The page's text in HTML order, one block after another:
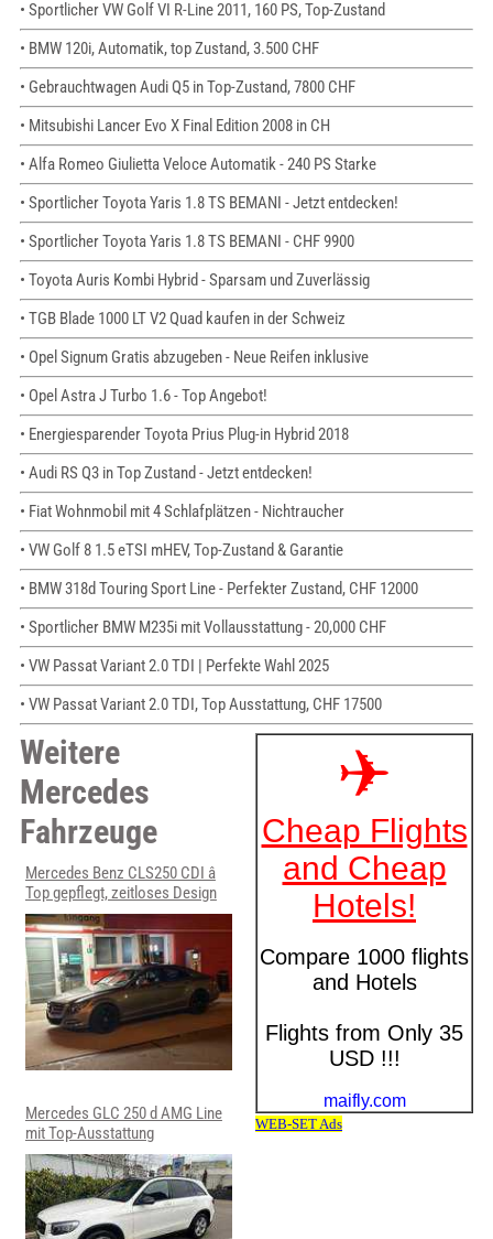
• Sportlicher VW Golf VI R-Line 2011, 160 PS, Top-Zustand
• BMW 120i, Automatik, top Zustand, 3.500 CHF
• Gebrauchtwagen Audi Q5 in Top-Zustand, 7800 CHF
• Mitsubishi Lancer Evo X Final Edition 2008 in CH
• Alfa Romeo Giulietta Veloce Automatik - 240 PS Starke
• Sportlicher Toyota Yaris 1.8 TS BEMANI - Jetzt entdecken!
• Sportlicher Toyota Yaris 1.8 TS BEMANI - CHF 9900
• Toyota Auris Kombi Hybrid - Sparsam und Zuverlässig
• TGB Blade 1000 LT V2 Quad kaufen in der Schweiz
• Opel Signum Gratis abzugeben - Neue Reifen inklusive
• Opel Astra J Turbo 1.6 - Top Angebot!
• Energiesparender Toyota Prius Plug-in Hybrid 2018
• Audi RS Q3 in Top Zustand - Jetzt entdecken!
• Fiat Wohnmobil mit 4 Schlafplätzen - Nichtraucher
• VW Golf 8 1.5 eTSI mHEV, Top-Zustand & Garantie
• BMW 318d Touring Sport Line - Perfekter Zustand, CHF 12000
• Sportlicher BMW M235i mit Vollausstattung - 20,000 CHF
• VW Passat Variant 2.0 TDI | Perfekte Wahl 2025
• VW Passat Variant 2.0 TDI, Top Ausstattung, CHF 17500
Weitere
Mercedes
Fahrzeuge
Mercedes Benz CLS250 CDI â
Top gepflegt, zeitloses Design
Mercedes GLC 250 d AMG Line
mit Top-Ausstattung